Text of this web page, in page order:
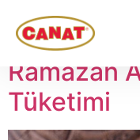
Etiket:
Ramazan
Tüketimi